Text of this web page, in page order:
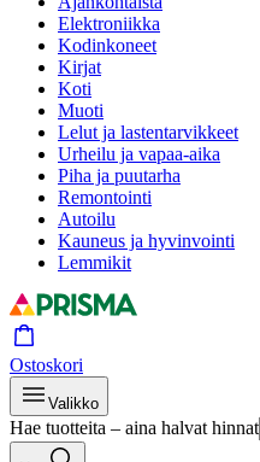
Elektroniikka
Kodinkoneet
Kirjat
Koti
Muoti
Lelut ja lastentarvikkeet
Urheilu ja vapaa-aika
Piha ja puutarha
Remontointi
Autoilu
Kauneus ja hyvinvointi
Lemmikit
Ostoskori
Valikko
Hae tuotteita – aina halvat hinnat